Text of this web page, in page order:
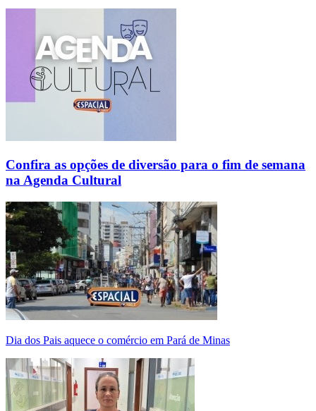
Confira as opções de diversão para o fim de semana
na Agenda Cultural
Dia dos Pais aquece o comércio em Pará de Minas